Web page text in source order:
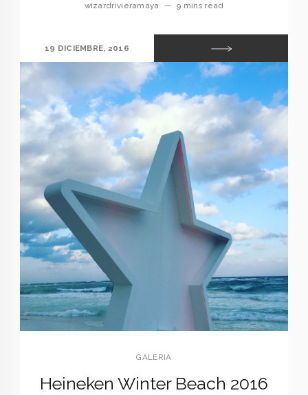
wizardrivieramaya — 9 mins read
19 DICIEMBRE, 2016
GALERIA
Heineken Winter Beach 2016